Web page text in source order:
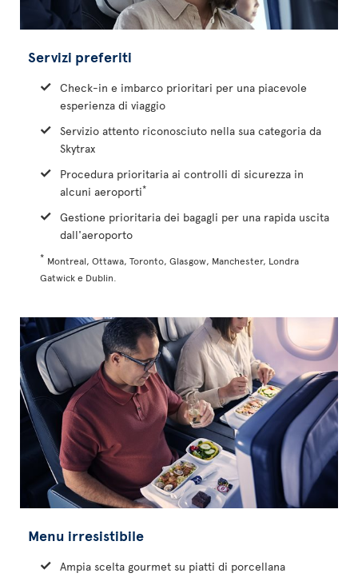
Servizi preferiti
Check-in e imbarco prioritari per una piacevole
esperienza di viaggio
Servizio attento riconosciuto nella sua categoria da
Skytrax
Procedura prioritaria ai controlli di sicurezza in
alcuni aeroporti*
Gestione prioritaria dei bagagli per una rapida uscita
dall'aeroporto
* Montreal, Ottawa, Toronto, Glasgow, Manchester, Londra
Gatwick e Dublin.
Menu irresistibile
Ampia scelta gourmet su piatti di porcellana